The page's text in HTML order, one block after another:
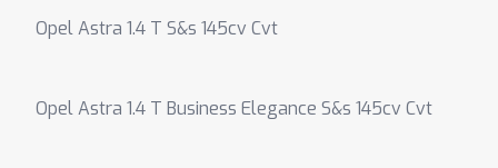
Opel Astra 1.4 T S&s 145cv Cvt
Opel Astra 1.4 T Business Elegance S&s 145cv Cvt